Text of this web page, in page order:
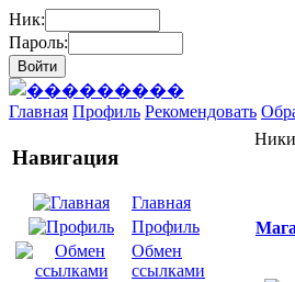
Ник:
Пароль:
Главная Профиль Рекомендовать
Навигация
Главная
Профиль
Обмен
ссылками